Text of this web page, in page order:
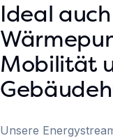
Ideal
Mobilität
Unsere